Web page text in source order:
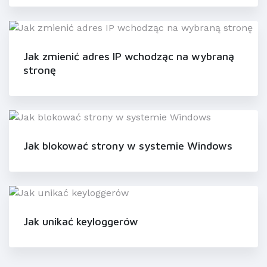
Jak zmienić adres IP wchodząc na wybraną
stronę
Jak blokować strony w systemie Windows
Jak unikać keyloggerów